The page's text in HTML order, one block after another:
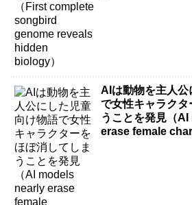
AIは動物を主人
で女性キャラクタ
うことを発見（
erase female